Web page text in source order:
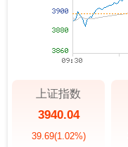
上证指数
3940.04
39.69(1.02%)